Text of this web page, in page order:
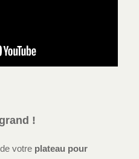
!
votre plateau pour